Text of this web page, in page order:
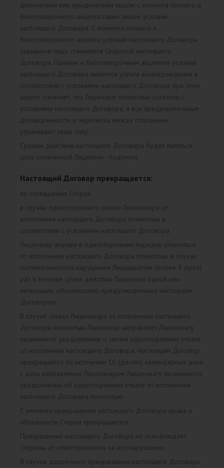
физическим или юридическим лицом с момента полного и
безоговорочного акцепта таким лицом условий
настоящего Договора. С момента полного и
безоговорочного акцепта условий настоящего Договора
указанное лицо становится Стороной настоящего
Договора. Полным и безоговорочным акцептом условий
настоящего Договора является уплата вознаграждения в
соответствии с условиями настоящего Договора, при этом
акцепт означает, что Лицензиат полностью согласен с
условиями настоящего Договора, а все предварительные
договоренности и переписка между сторонами
утрачивают свою силу.
Сроком действия настоящего Договора будет являться
срок оплаченной Лицензии - подписки.
Настоящий Договор прекращается:
по соглашению Сторон
в случае одностороннего отказа Лицензиара от
исполнения настоящего Договора полностью в
соответствии с условиями настоящего Договора
Лицензиар вправе в одностороннем порядке отказаться
от исполнения настоящего Договора полностью в случае
систематического нарушения Лицензиатом (более 3 (трех)
раз в течение срока действия Лицензии) одной или
нескольких обязанностей, предусмотренных настоящим
Договором.
В случае отказа Лицензиара от исполнения настоящего
Договора полностью Лицензиар направляет Лицензиату
письменное уведомление о своем одностороннем отказе
от исполнения настоящего Договора. Настоящий Договор
прекращается по истечении 10 (десяти) календарных дней
с даты направления Лицензиаром Лицензиату письменного
уведомления об одностороннем отказе от исполнения
настоящего Договора полностью.
С момента прекращения настоящего Договора права и
обязанности Сторон прекращаются.
Прекращение настоящего Договора не освобождает
Стороны от ответственности за его нарушение.
В случае досрочного прекращения настоящего Договора